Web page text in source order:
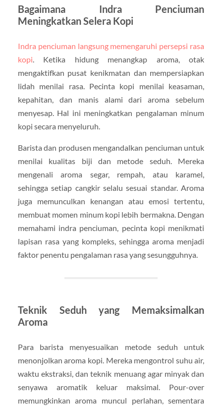
Bagaimana Indra Penciuman
Meningkatkan Selera Kopi
Indra penciuman langsung memengaruhi persepsi rasa
kopi . Ketika hidung menangkap aroma, otak
mengaktifkan pusat kenikmatan dan mempersiapkan
lidah menilai rasa. Pecinta kopi menilai keasaman,
kepahitan, dan manis alami dari aroma sebelum
menyesap. Hal ini meningkatkan pengalaman minum
kopi secara menyeluruh.
Barista dan produsen mengandalkan penciuman untuk
menilai kualitas biji dan metode seduh. Mereka
mengenali aroma segar, rempah, atau karamel,
sehingga setiap cangkir selalu sesuai standar. Aroma
juga memunculkan kenangan atau emosi tertentu,
membuat momen minum kopi lebih bermakna. Dengan
memahami indra penciuman, pecinta kopi menikmati
lapisan rasa yang kompleks, sehingga aroma menjadi
faktor penentu pengalaman rasa yang sesungguhnya.
Teknik Seduh yang Memaksimalkan
Aroma
Para barista menyesuaikan metode seduh untuk
menonjolkan aroma kopi. Mereka mengontrol suhu air,
waktu ekstraksi, dan teknik menuang agar minyak dan
senyawa aromatik keluar maksimal. Pour-over
memungkinkan aroma muncul perlahan, sementara